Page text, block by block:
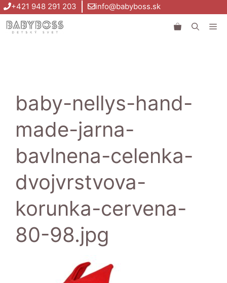
Preskočiť
na
obsah
+421 948 291 203 info@babyboss.sk
baby-nellys-hand-
made-jarna-
bavlnena-celenka-
dvojvrstvova-
korunka-cervena-
80-98.jpg